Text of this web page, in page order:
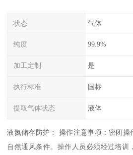
状态 气体
纯度 99.9%
加工定制 是
执行标准 国标
提取气体状态 液体
液氮储存防护： 操作注意事项：密闭操
自然通风条件。操作人员必须经过培训